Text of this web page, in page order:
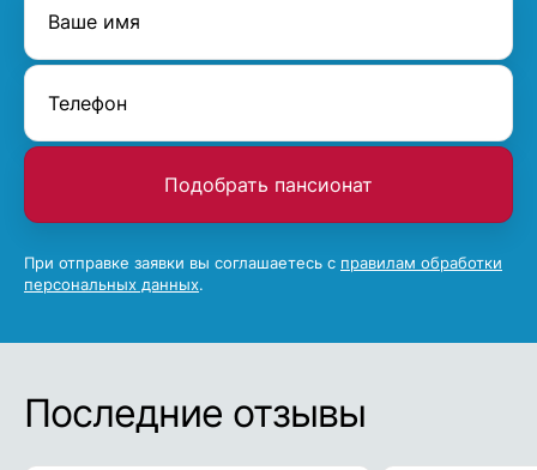
Подобрать пансионат
При отправке заявки вы соглашаетесь с правилам обработки
персональных данных.
Последние отзывы